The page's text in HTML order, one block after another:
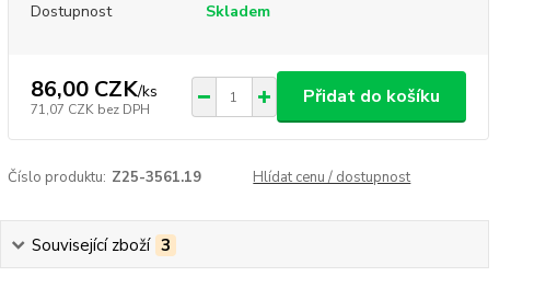
Dostupnost Skladem
86,00 CZK/ks
71,07 CZK bez DPH
Přidat do košíku
Číslo produktu: Z25-3561.19 Hlídat cenu / dostupnost
Související zboží 3